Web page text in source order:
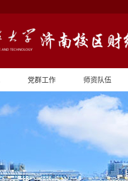
党群工作 师资队伍